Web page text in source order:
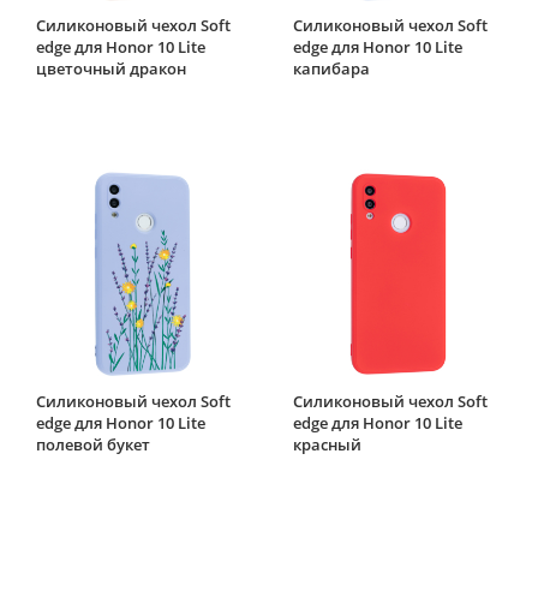
Силиконовый чехол Soft
edge для Honor 10 Lite
цветочный дракон
Силиконовый чехол Soft
edge для Honor 10 Lite
капибара
Силиконовый чехол Soft
edge для Honor 10 Lite
полевой букет
Силиконовый чехол Soft
edge для Honor 10 Lite
красный